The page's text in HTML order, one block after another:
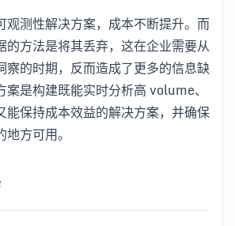
观测性解决方案，成本不断提升。而
的方法是将其丢弃，这在企业需要从
察的时期，反而造成了更多的信息缺
案是构建既能实时分析高 volume、
能保持成本效益的解决方案，并确保
方可用。